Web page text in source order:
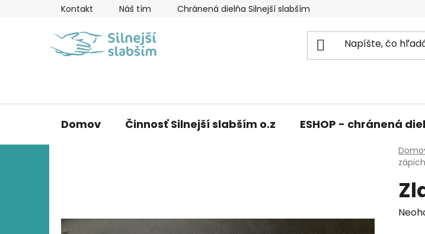
Kontakt Náš tím Chránená dielňa Silnejší slabším
Domov Činnosť Silnejší slabším o.z ESHOP - chránená